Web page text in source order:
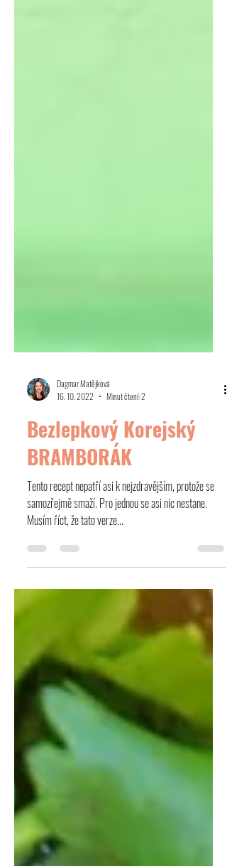
16. 10. 2022
Minut čtení: 2
Bezlepkový Korejský
BRAMBORÁK
Tento recept nepatří asi k nejzdravějším, protože se
samozřejmě smaží. Pro jednou se asi nic nestane.